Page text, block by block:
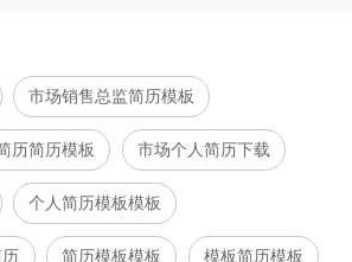
市场销售总监简历模板
历简历模板 市场个人简历下载
个人简历模板模板
简历模板模板 模板简历模板